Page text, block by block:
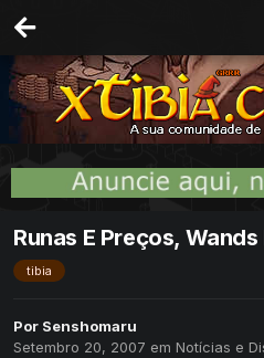
Runas E Preços, Wands
tibia
Por Senshomaru
Setembro 20, 2007 em Notícias e